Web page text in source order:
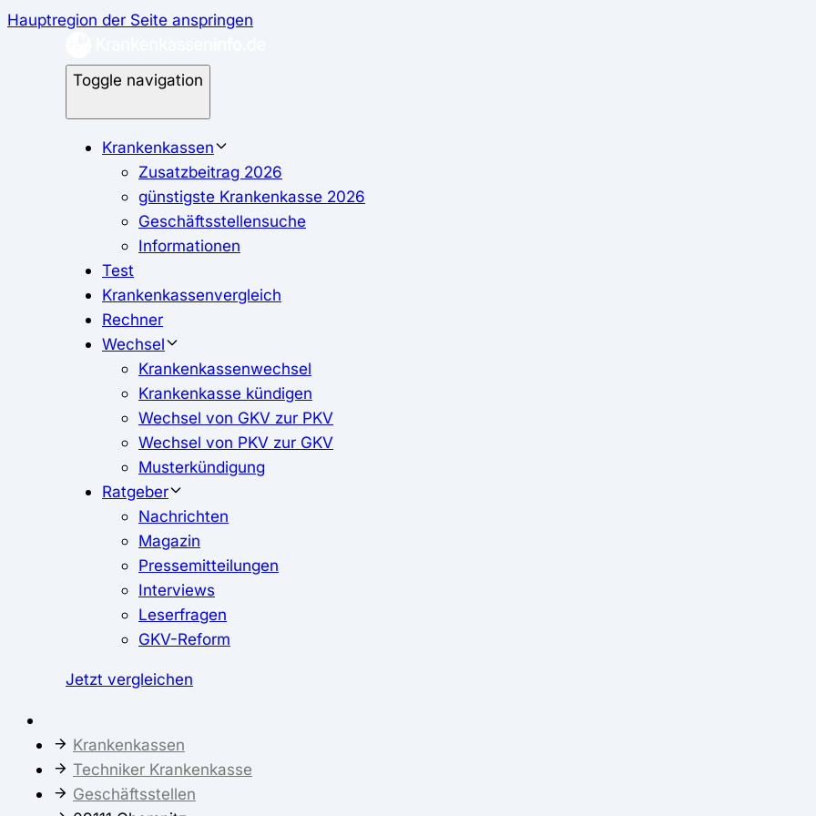
Hauptregion der Seite anspringen
Toggle navigation
Krankenkassen
Zusatzbeitrag 2026
günstigste Krankenkasse 2026
Geschäftsstellensuche
Informationen
Test
Krankenkassenvergleich
Rechner
Wechsel
Krankenkassenwechsel
Krankenkasse kündigen
Wechsel von GKV zur PKV
Wechsel von PKV zur GKV
Musterkündigung
Ratgeber
Nachrichten
Magazin
Pressemitteilungen
Interviews
Leserfragen
GKV-Reform
Jetzt vergleichen
Krankenkassen
Techniker Krankenkasse
Geschäftsstellen